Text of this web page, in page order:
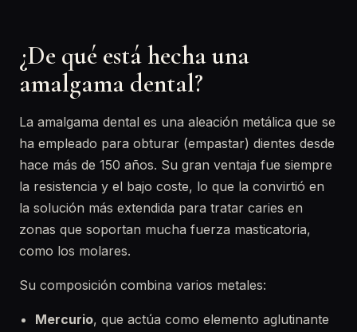
¿De qué está hecha una
amalgama dental?
La amalgama dental es una aleación metálica que se
ha empleado para obturar (empastar) dientes desde
hace más de 150 años. Su gran ventaja fue siempre
la resistencia y el bajo coste, lo que la convirtió en
la solución más extendida para tratar caries en
zonas que soportan mucha fuerza masticatoria,
como los molares.
Su composición combina varios metales:
Mercurio, que actúa como elemento aglutinante